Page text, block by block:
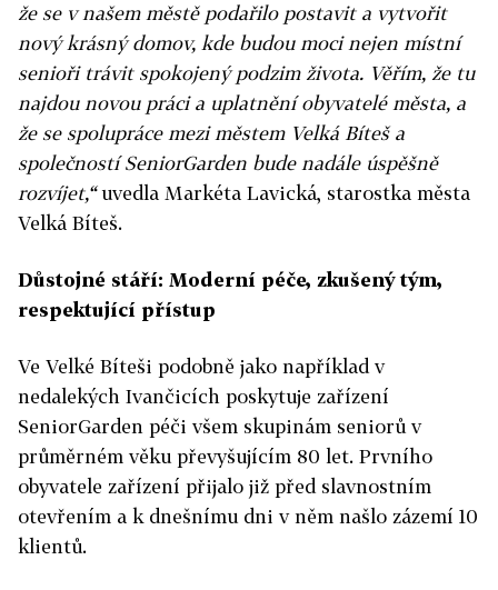
že se v našem městě podařilo postavit a vytvořit
nový krásný domov, kde budou moci nejen místní
senioři trávit spokojený podzim života. Věřím, že tu
najdou novou práci a uplatnění obyvatelé města, a
že se spolupráce mezi městem Velká Bíteš a
společností SeniorGarden bude nadále úspěšně
rozvíjet,“uvedla Markéta Lavická, starostka města
Velká Bíteš.
Důstojné stáří: Moderní péče, zkušený tým,
respektující přístup
Ve Velké Bíteši podobně jako například v
nedalekých Ivančicích poskytuje zařízení
SeniorGarden péči všem skupinám seniorů v
průměrném věku převyšujícím 80 let. Prvního
obyvatele zařízení přijalo již před slavnostním
otevřením a k dnešnímu dni v něm našlo zázemí 10
klientů.